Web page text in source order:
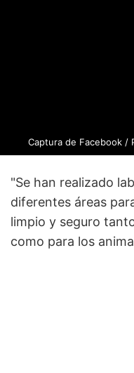
Captura de Facebook /
"Se han realizado
diferentes áreas
limpio y seguro
como para los